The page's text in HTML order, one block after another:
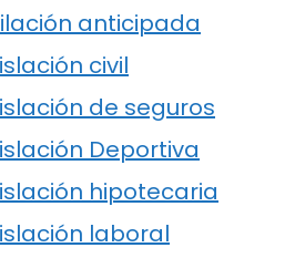
anticipada
civil
de seguros
Deportiva
hipotecaria
laboral